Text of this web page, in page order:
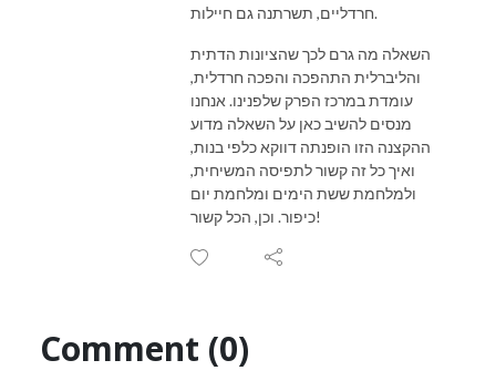
חרדליים, תשרתנה גם חיילות.
השאלה מה גרם לכך שהציונות הדתית
והליברלית התהפכה והפכה חרדלית,
עומדת במרכז הפרק שלפנינו. אנחנו
מנסים להשיב כאן על השאלה מדוע
ההקצנה הזו הופנתה דווקא כלפי בנות,
ואיך כל זה קשור לתפיסה המשיחית,
ולמלחמת ששת הימים ומלחמת יום
כיפור. וכן, הכל קשור!
Comment (0)